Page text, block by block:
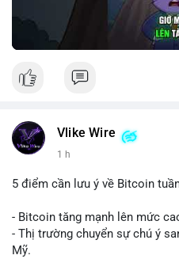
Vlike Wire
1 h
5 điểm cần lưu ý về Bitcoin
- Bitcoin tăng mạnh lên mức
- Thị trường chuyển sự chú ý
Mỹ.